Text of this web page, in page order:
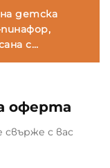
детска
с
бои,
малки деца с
оферта
с вас